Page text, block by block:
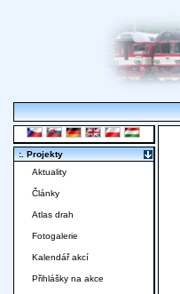
:. Projekty
Aktuality
Články
Atlas drah
Fotogalerie
Kalendář akcí
Přihlášky na akce